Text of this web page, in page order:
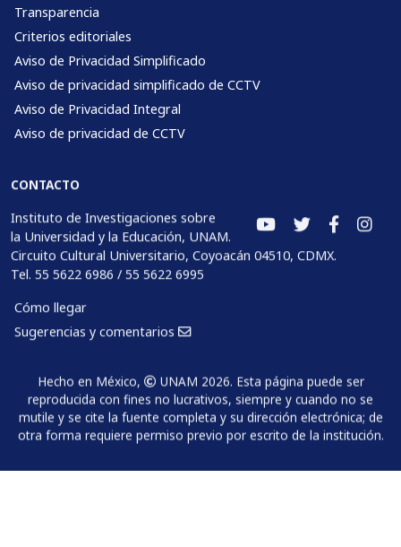
Transparencia
Criterios editoriales
Aviso de Privacidad Simplificado
Aviso de privacidad simplificado de CCTV
Aviso de Privacidad Integral
Aviso de privacidad de CCTV
CONTACTO
Instituto de Investigaciones sobre
la Universidad y la Educación, UNAM.
Circuito Cultural Universitario, Coyoacán 04510, CDMX.
Tel. 55 5622 6986 / 55 5622 6995
Cómo llegar
Sugerencias y comentarios
Hecho en México,
UNAM 2026. Esta página puede ser
reproducida con fines no lucrativos, siempre y cuando no se
mutile y se cite la fuente completa y su dirección electrónica; de
otra forma requiere permiso previo por escrito de la institución.